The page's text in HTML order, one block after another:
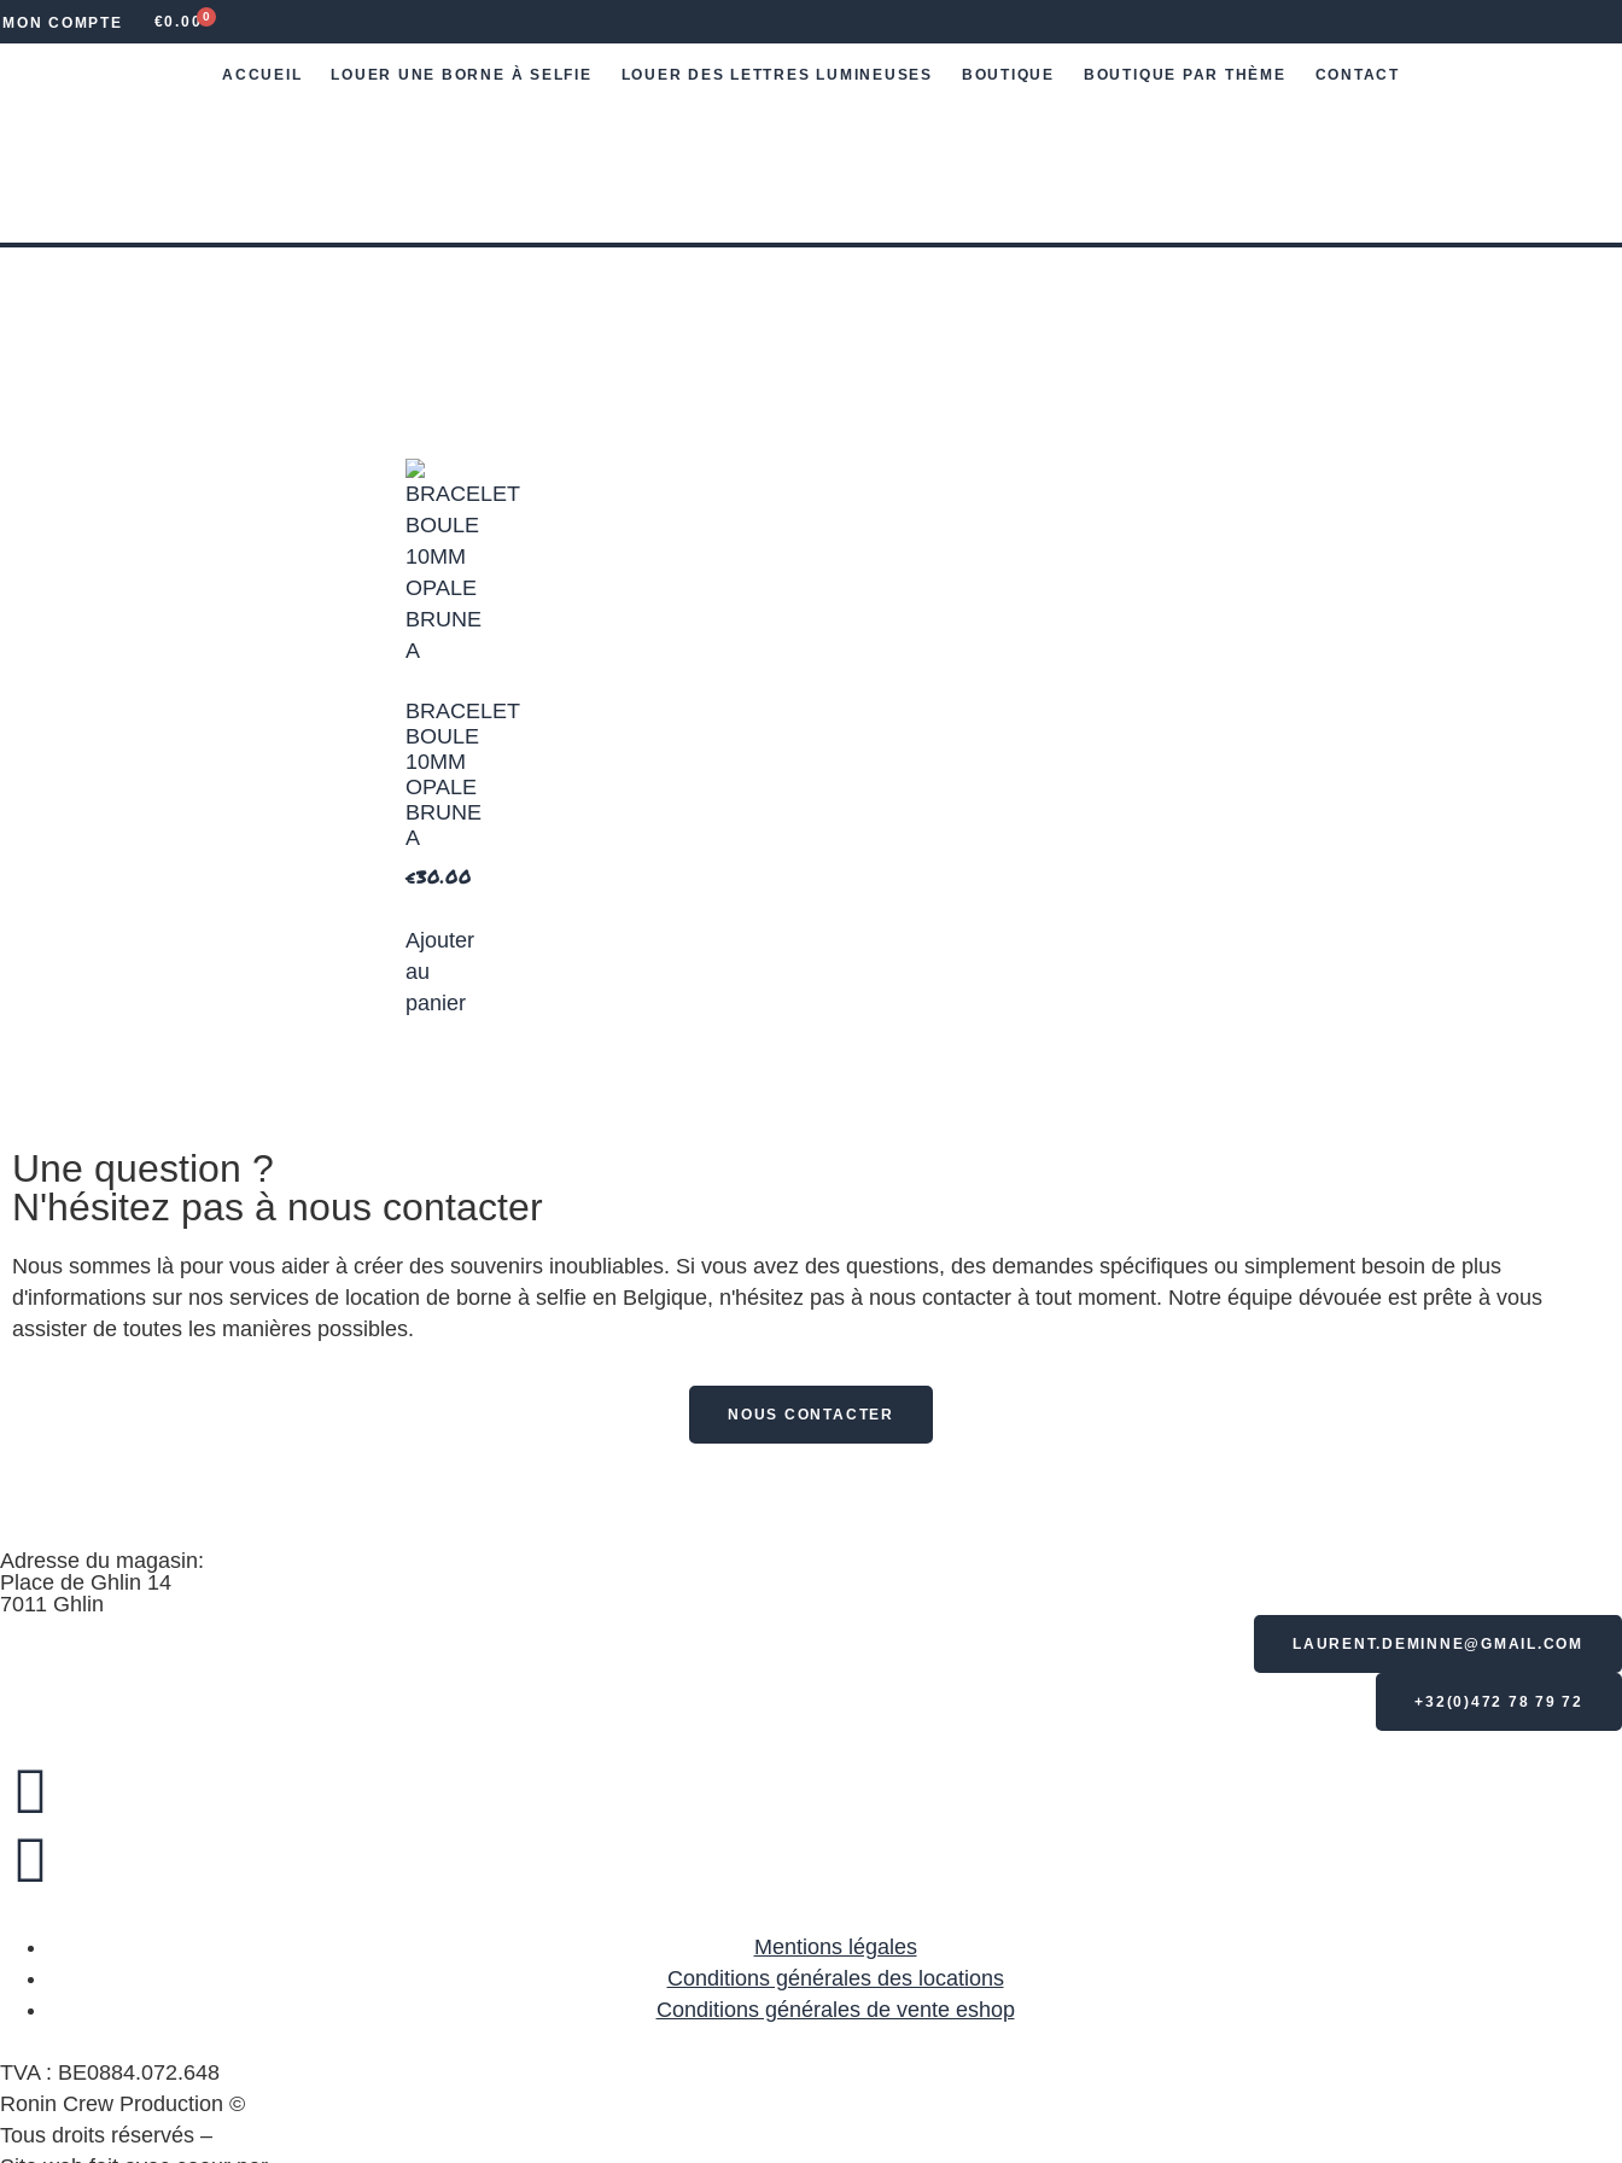
MON COMPTE €0.000
ACCUEIL LOUER UNE BORNE À SELFIE LOUER DES LETTRES LUMINEUSES BOUTIQUE BOUTIQUE PAR THÈME CONTACT
BRACELET
BOULE
10MM
OPALE
BRUNE
A
€30.00
Ajouter
au
panier
Une question ?
N'hésitez pas à nous contacter
Nous sommes là pour vous aider à créer des souvenirs inoubliables. Si vous avez des questions, des demandes spécifiques ou simplement besoin de plus
d'informations sur nos services de location de borne à selfie en Belgique, n'hésitez pas à nous contacter à tout moment. Notre équipe dévouée est prête à vous
assister de toutes les manières possibles.
NOUS CONTACTER
Adresse du magasin:
Place de Ghlin 14
7011 Ghlin
LAURENT.DEMINNE@GMAIL.COM
+32(0)472 78 79 72
Mentions légales
Conditions générales des locations
Conditions générales de vente eshop
TVA : BE0884.072.648
Ronin Crew Production ©
Tous droits réservés –